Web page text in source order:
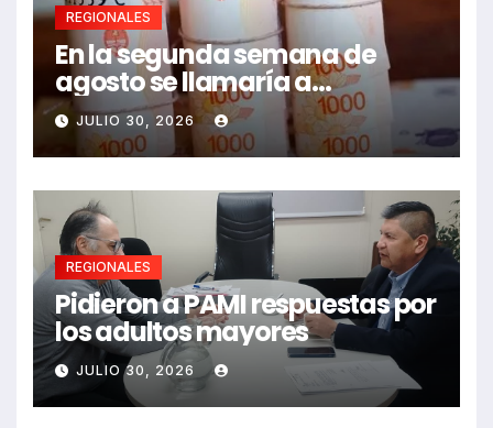
REGIONALES
En la segunda semana de
agosto se llamaría a
paritarias
JULIO 30, 2026
REGIONALES
Pidieron a PAMI respuestas por
los adultos mayores
JULIO 30, 2026